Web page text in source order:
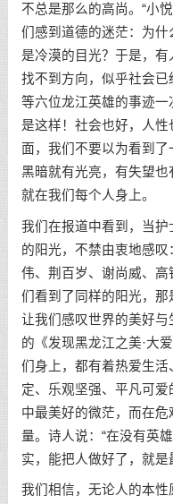
不总是那么的高尚。“小
们感到道德的迷茫：为
是冷漠的目光？于是，
找不到方向，似乎社会
等六位龙江英雄的事迹
是这样！社会也好，人
面，我们不要以为看到
黑暗就有光亮，有失望也
就在我们每个人身上。
我们在报道中看到，当
的阳光，不禁由衷地感叹
伟、荆百岁、谢尚威、
们看到了同样的阳光，
让我们感叹世界的美好
的《发现黑龙江之美·大
们身上，都有着热爱生
定、乐观坚强、平凡可
中最美好的微茫，而在
量。诗人说：“在没有英
实，能把人做好了，就是
我们相信，无论人的本